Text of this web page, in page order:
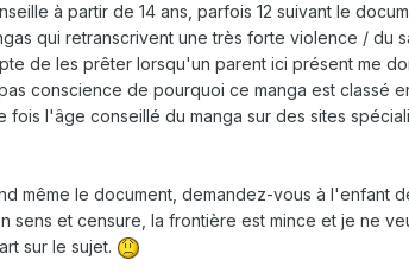
à partir de 14 ans, parfois 12 suivant le
qui retranscrivent une très forte violence / du
de les prêter lorsqu'un parent ici présent me
conscience de pourquoi ce manga est classé
l'âge conseillé du manga sur des sites
même le document, demandez-vous à l'enfant
sens et censure, la frontière est mince et je ne
sur le sujet.